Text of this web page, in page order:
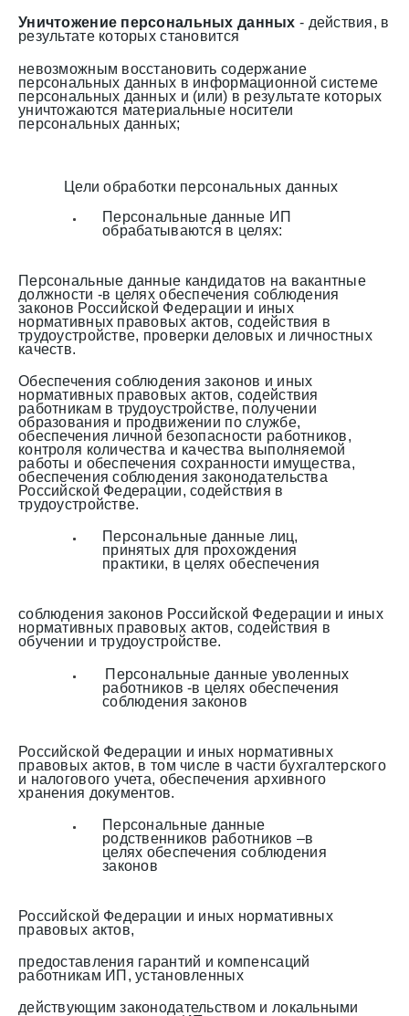
Уничтожение персональных данных - действия, в
результате которых становится
невозможным восстановить содержание
персональных данных в информационной системе
персональных данных и (или) в результате которых
уничтожаются материальные носители
персональных данных;
Цели обработки персональных данных
Персональные данные ИП
обрабатываются в целях:
Персональные данные кандидатов на вакантные
должности -в целях обеспечения соблюдения
законов Российской Федерации и иных
нормативных правовых актов, содействия в
трудоустройстве, проверки деловых и личностных
качеств.
Обеспечения соблюдения законов и иных
нормативных правовых актов, содействия
работникам в трудоустройстве, получении
образования и продвижении по службе,
обеспечения личной безопасности работников,
контроля количества и качества выполняемой
работы и обеспечения сохранности имущества,
обеспечения соблюдения законодательства
Российской Федерации, содействия в
трудоустройстве.
Персональные данные лиц,
принятых для прохождения
практики, в целях обеспечения
соблюдения законов Российской Федерации и иных
нормативных правовых актов, содействия в
обучении и трудоустройстве.
Персональные данные уволенных
работников -в целях обеспечения
соблюдения законов
Российской Федерации и иных нормативных
правовых актов, в том числе в части бухгалтерского
и налогового учета, обеспечения архивного
хранения документов.
Персональные данные
родственников работников –в
целях обеспечения соблюдения
законов
Российской Федерации и иных нормативных
правовых актов,
предоставления гарантий и компенсаций
работникам ИП, установленных
действующим законодательством и локальными